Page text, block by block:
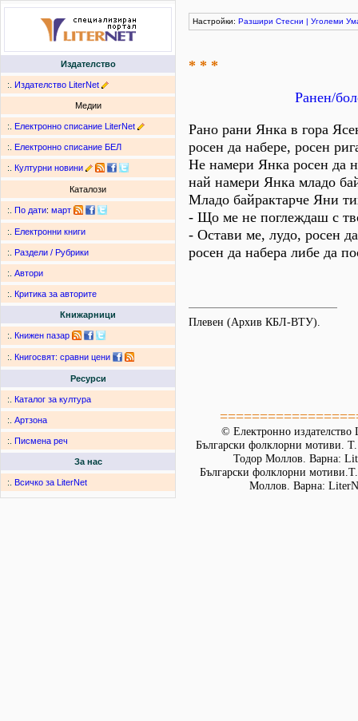
Издателство
:. Издателство LiterNet
Медии
:. Електронно списание LiterNet
:. Електронно списание БЕЛ
:. Културни новини
Каталози
:. По дати: март
:. Електронни книги
:. Раздели / Рубрики
:. Автори
:. Критика за авторите
Книжарници
:. Книжен пазар
:. Книгосвят: сравни цени
Ресурси
:. Каталог за култура
:. Артзона
:. Писмена реч
За нас
:. Всичко за LiterNet
Настройки: Разшири Стесни | Уголеми
* * *
Ранен/
Рано рани Янка в гора
росен да набере, росен
Не намери Янка росен да
най намери Янка младо
Младо байрактарче Яни
- Що ме не поглеждаш с
- Остави ме, лудо, росен
росен да набера либе да
Плевен (Архив КБЛ-ВТУ).
© Електронно издателство
Български фолклорни мотиви.
Тодор Моллов. Варна:
Български фолклорни
Моллов. Варна: